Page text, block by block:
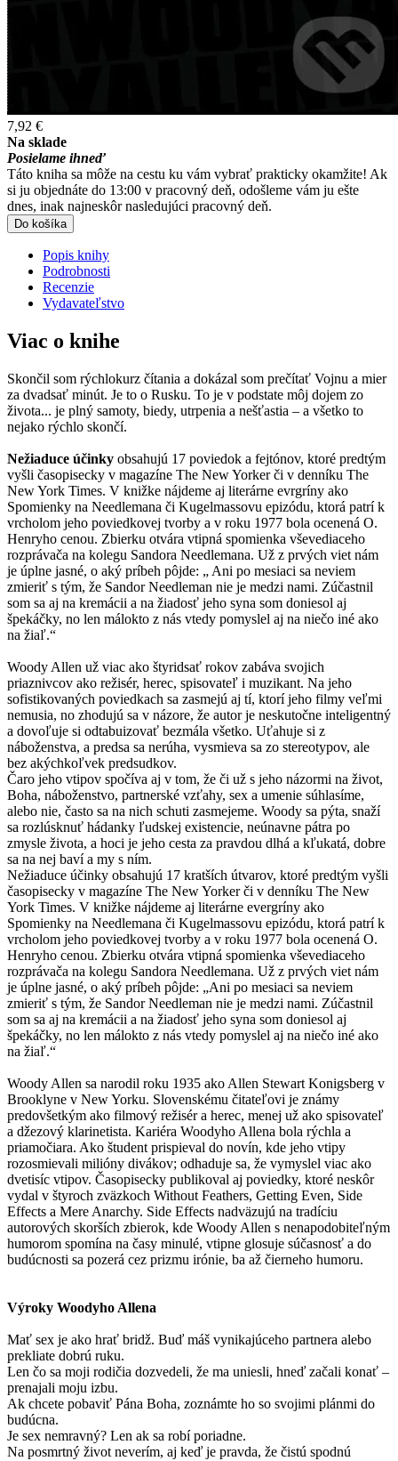
7,92 €
Na sklade
Posielame ihneď
Táto kniha sa môže na cestu ku vám vybrať prakticky okamžite! Ak
si ju objednáte do 13:00 v pracovný deň, odošleme vám ju ešte
dnes, inak najneskôr nasledujúci pracovný deň.
Do košíka
Popis knihy
Podrobnosti
Recenzie
Vydavateľstvo
Viac o knihe
Skončil som rýchlokurz čítania a dokázal som prečítať Vojnu a mier
za dvadsať minút. Je to o Rusku. To je v podstate môj dojem zo
života... je plný samoty, biedy, utrpenia a nešťastia – a všetko to
nejako rýchlo skončí.
Nežiaduce účinky obsahujú 17 poviedok a fejtónov, ktoré predtým
vyšli časopisecky v magazíne The New Yorker či v denníku The
New York Times. V knižke nájdeme aj literárne evrgríny ako
Spomienky na Needlemana či Kugelmassovu epizódu, ktorá patrí k
vrcholom jeho poviedkovej tvorby a v roku 1977 bola ocenená O.
Henryho cenou. Zbierku otvára vtipná spomienka vševediaceho
rozprávača na kolegu Sandora Needlemana. Už z prvých viet nám
je úplne jasné, o aký príbeh pôjde: „ Ani po mesiaci sa neviem
zmieriť s tým, že Sandor Needleman nie je medzi nami. Zúčastnil
som sa aj na kremácii a na žiadosť jeho syna som doniesol aj
špekáčky, no len málokto z nás vtedy pomyslel aj na niečo iné ako
na žiaľ.“
Woody Allen už viac ako štyridsať rokov zabáva svojich
priaznivcov ako režisér, herec, spisovateľ i muzikant. Na jeho
sofistikovaných poviedkach sa zasmejú aj tí, ktorí jeho filmy veľmi
nemusia, no zhodujú sa v názore, že autor je neskutočne inteligentný
a dovoľuje si odtabuizovať bezmála všetko. Uťahuje si z
náboženstva, a predsa sa nerúha, vysmieva sa zo stereotypov, ale
bez akýchkoľvek predsudkov.
Čaro jeho vtipov spočíva aj v tom, že či už s jeho názormi na život,
Boha, náboženstvo, partnerské vzťahy, sex a umenie súhlasíme,
alebo nie, často sa na nich schuti zasmejeme. Woody sa pýta, snaží
sa rozlúsknuť hádanky ľudskej existencie, neúnavne pátra po
zmysle života, a hoci je jeho cesta za pravdou dlhá a kľukatá, dobre
sa na nej baví a my s ním.
Nežiaduce účinky obsahujú 17 kratších útvarov, ktoré predtým vyšli
časopisecky v magazíne The New Yorker či v denníku The New
York Times. V knižke nájdeme aj literárne evergríny ako
Spomienky na Needlemana či Kugelmassovu epizódu, ktorá patrí k
vrcholom jeho poviedkovej tvorby a v roku 1977 bola ocenená O.
Henryho cenou. Zbierku otvára vtipná spomienka vševediaceho
rozprávača na kolegu Sandora Needlemana. Už z prvých viet nám
je úplne jasné, o aký príbeh pôjde: „Ani po mesiaci sa neviem
zmieriť s tým, že Sandor Needleman nie je medzi nami. Zúčastnil
som sa aj na kremácii a na žiadosť jeho syna som doniesol aj
špekáčky, no len málokto z nás vtedy pomyslel aj na niečo iné ako
na žiaľ.“
Woody Allen sa narodil roku 1935 ako Allen Stewart Konigsberg v
Brooklyne v New Yorku. Slovenskému čitateľovi je známy
predovšetkým ako filmový režisér a herec, menej už ako spisovateľ
a džezový klarinetista. Kariéra Woodyho Allena bola rýchla a
priamočiara. Ako študent prispieval do novín, kde jeho vtipy
rozosmievali milióny divákov; odhaduje sa, že vymyslel viac ako
dvetisíc vtipov. Časopisecky publikoval aj poviedky, ktoré neskôr
vydal v štyroch zväzkoch Without Feathers, Getting Even, Side
Effects a Mere Anarchy. Side Effects nadväzujú na tradíciu
autorových skorších zbierok, kde Woody Allen s nenapodobiteľným
humorom spomína na časy minulé, vtipne glosuje súčasnosť a do
budúcnosti sa pozerá cez prizmu irónie, ba až čierneho humoru.
Výroky Woodyho Allena
Mať sex je ako hrať bridž. Buď máš vynikajúceho partnera alebo
prekliate dobrú ruku.
Len čo sa moji rodičia dozvedeli, že ma uniesli, hneď začali konať –
prenajali moju izbu.
Ak chcete pobaviť Pána Boha, zoznámte ho so svojimi plánmi do
budúcna.
Je sex nemravný? Len ak sa robí poriadne.
Na posmrtný život neverím, aj keď je pravda, že čistú spodnú